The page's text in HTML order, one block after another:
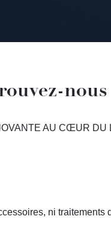
nous
AU CŒUR DU
ni traitements